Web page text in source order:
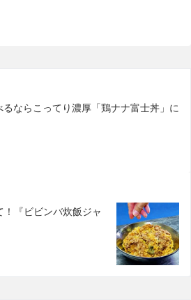
るならこってり濃厚「鶏ナナ富士丼」に
！『ビビンバ炊飯ジャ